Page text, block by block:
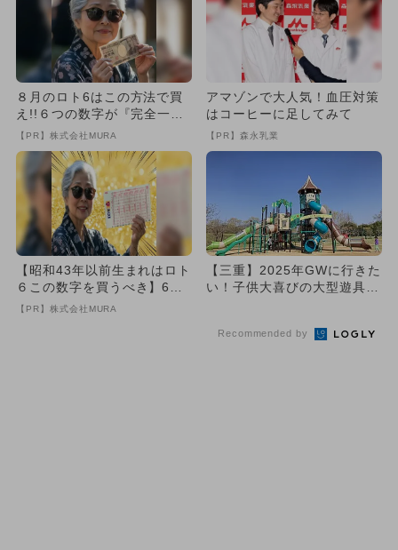
８月のロト6はこの方法で買
え!!６つの数字が『完全一
致』する方法
【PR】株式会社MURA
アマゾンで大人気！血圧対策
はコーヒーに足してみて
【PR】森永乳業
【昭和43年以前生まれはロト
６この数字を買うべき】6つ
の数字が「完全一致」する
【PR】株式会社MURA
【三重】2025年GWに行きた
い！子供大喜びの大型遊具の
Recommended by